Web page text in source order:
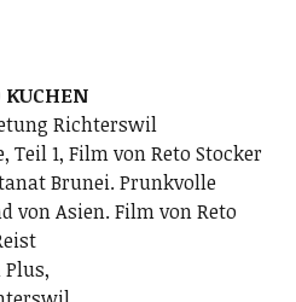
Richterswil
Teil 1, Film von Reto Stocker
Brunei. Prunkvolle
von Asien. Film von Reto
Plus,